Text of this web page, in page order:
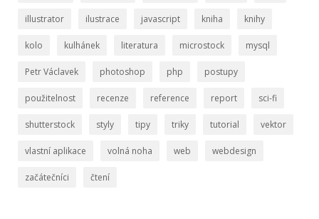
illustrator ilustrace javascript kniha knihy
kolo kulhánek literatura microstock mysql
Petr Václavek photoshop php postupy
použitelnost recenze reference report sci-fi
shutterstock styly tipy triky tutorial vektor
vlastní aplikace volná noha web webdesign
začátečníci čtení